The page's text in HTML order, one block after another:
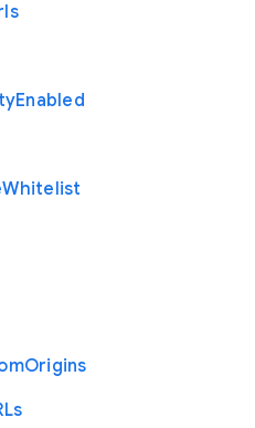
Enabled
Whitelist
Origins
Ls